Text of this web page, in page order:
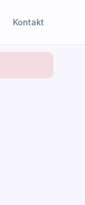
Kontakt